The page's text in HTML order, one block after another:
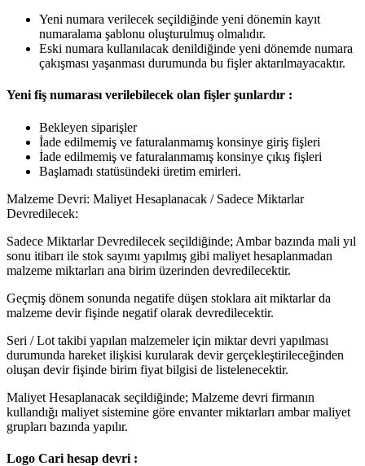
Yeni numara verilecek seçildiğinde yeni dönemin kayıt
numaralama şablonu oluşturulmuş olmalıdır.
Eski numara kullanılacak denildiğinde yeni dönemde numara
çakışması yaşanması durumunda bu fişler aktarılmayacaktır.
Yeni fiş numarası verilebilecek olan fişler şunlardır :
Bekleyen siparişler
İade edilmemiş ve faturalanmamış konsinye giriş fişleri
İade edilmemiş ve faturalanmamış konsinye çıkış fişleri
Başlamadı statüsündeki üretim emirleri.
Malzeme Devri: Maliyet Hesaplanacak / Sadece Miktarlar
Devredilecek:
Sadece Miktarlar Devredilecek seçildiğinde; Ambar bazında mali yıl
sonu itibarı ile stok sayımı yapılmış gibi maliyet hesaplanmadan
malzeme miktarları ana birim üzerinden devredilecektir.
Geçmiş dönem sonunda negatife düşen stoklara ait miktarlar da
malzeme devir fişinde negatif olarak devredilecektir.
Seri / Lot takibi yapılan malzemeler için miktar devri yapılması
durumunda hareket ilişkisi kurularak devir gerçekleştirileceğinden
oluşan devir fişinde birim fiyat bilgisi de listelenecektir.
Maliyet Hesaplanacak seçildiğinde; Malzeme devri firmanın
kullandığı maliyet sistemine göre envanter miktarları ambar maliyet
grupları bazında yapılır.
Logo Cari hesap devri :